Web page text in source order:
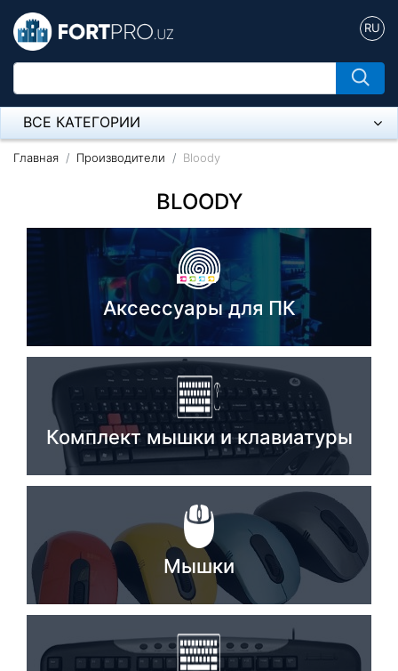
RU
ВСЕ КАТЕГОРИИ
Микрофон
Оборудование Mikrotik
Спикерфон
Модемы ADSL, Wan/Lan Роутеры, Wi-Fi
IP Телефония
Стереосистемы
Серверное оборудование
UPS Источники бесперебойного питания
Мышки и Клавиатуры
Наушники
Сетевое оборудование
Системы охлаждения
Главная Производители Bloody
BLOODY
Аксессуары для ПК
Комплект мышки и клавиатуры
Мышки